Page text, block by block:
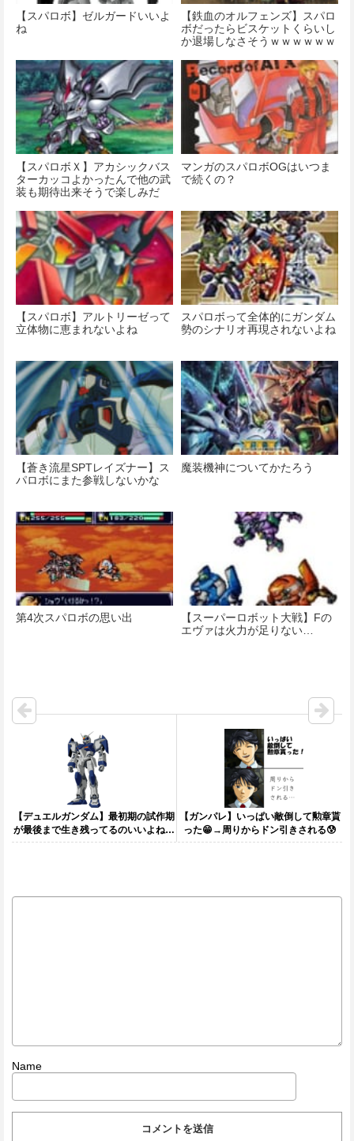
【スパロボ】ゼルガードいいよ
ね
【鉄血のオルフェンズ】スパロ
ボだったらビスケットくらいし
か退場しなさそうｗｗｗｗｗｗ
【スパロボＸ】アカシックバス
ターカッコよかったんで他の武
装も期待出来そうで楽しみだ
マンガのスパロボOGはいつま
で続くの？
【スパロボ】アルトリーゼって
立体物に恵まれないよね
スパロボって全体的にガンダム
勢のシナリオ再現されないよね
【蒼き流星SPTレイズナー】ス
パロボにまた参戦しないかな
魔装機神についてかたろう
第4次スパロボの思い出
【スーパーロボット大戦】Fの
エヴァは火力が足りない…
【デュエルガンダム】最初期の試作期
が最後まで生き残ってるのいいよね…
【ガンパレ】いっぱい敵倒して勲章貰
った😁→周りからドン引きされる😰
Name